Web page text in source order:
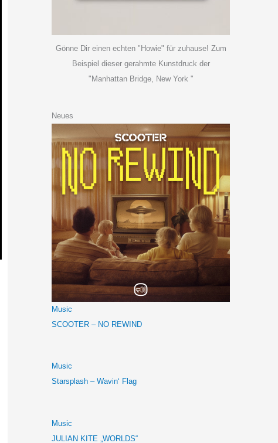
Gönne Dir einen echten "Howie" für zuhause! Zum
Beispiel dieser gerahmte Kunstdruck der
"Manhattan Bridge, New York "
Neues
Music
SCOOTER – NO REWIND
Music
Starsplash – Wavin‘ Flag
Music
JULIAN KITE „WORLDS“